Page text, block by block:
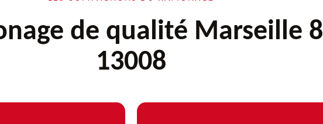
de qualité Marseille 8
13008